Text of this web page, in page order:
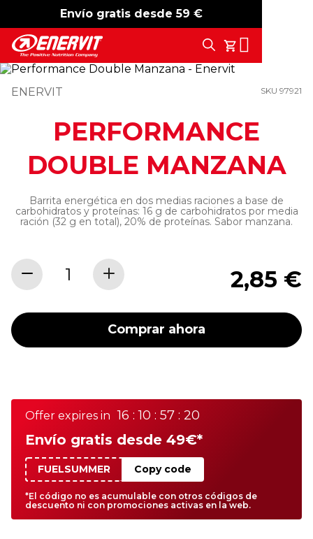
Envío gratis desde 59 €
-15% free shipping
Tu Carrito
Search
ENERVIT SKU 97921
PERFORMANCE
DOUBLE MANZANA
Barrita energética en dos medias raciones a base de
carbohidratos y proteínas: 16 g de carbohidratos por media
ración (32 g en total), 20% de proteínas. Sabor manzana.
2,85 €
Comprar ahora
Offer expires in 16 : 10 : 57 : 20
Envío gratis desde 49€*
FUELSUMMER Copy code
*El código no es acumulable con otros códigos de
descuento ni con promociones activas en la web.